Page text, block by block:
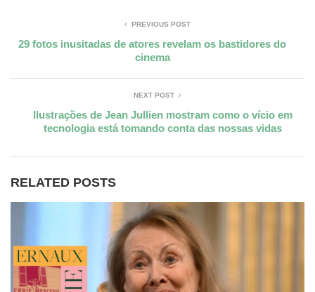
PREVIOUS POST
29 fotos inusitadas de atores revelam os bastidores do
cinema
NEXT POST
Ilustrações de Jean Jullien mostram como o vício em
tecnologia está tomando conta das nossas vidas
RELATED POSTS